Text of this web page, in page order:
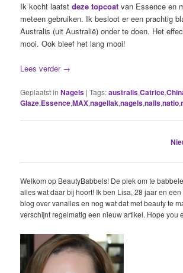
Ik kocht laatstdeze topcoatvan Essence en
meteen gebruiken. Ik besloot er een prachtig
Australis (uit Australië) onder te doen. Het
mooi. Ook bleef het lang mooi!
Lees verder →
Geplaatst in Nagels |Tags:australis,Catrice,
Glaze,Essence,MAX,nagellak,nagels,nails,natio,
Welkom op BeautyBabbels! De plek om te
alles wat daar bij hoort! Ik ben Lisa, 28 jaar en
blog over vanalles en nog wat dat met beauty te
verschijnt regelmatig een nieuw artikel. Hope you